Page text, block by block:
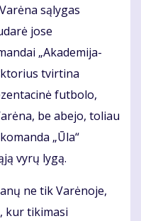
sąlygas
jose
„Akademija-
tvirtina
futbolo,
be abejo, toliau
„Ūla“
vyrų lygą.
ne tik Varėnoje,
kur tikimasi